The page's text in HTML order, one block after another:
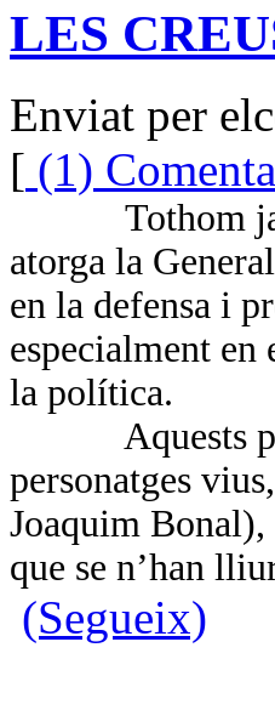
LES
Enviat per
[ (1)
Tothom
atorga la
en la defensa i
especialment en
la política.
Aquests
personatges
Joaquim Bonal),
que se n’han
(Segueix)